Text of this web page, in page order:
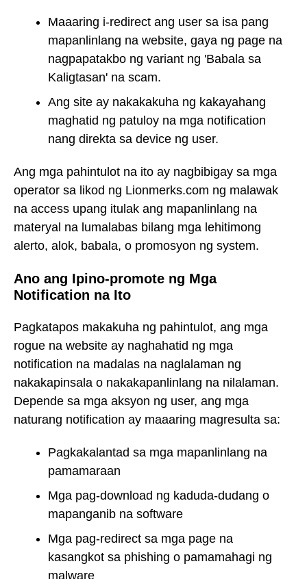
Maaaring i-redirect ang user sa isa pang
mapanlinlang na website, gaya ng page na
nagpapatakbo ng variant ng 'Babala sa
Kaligtasan' na scam.
Ang site ay nakakakuha ng kakayahang
maghatid ng patuloy na mga notification
nang direkta sa device ng user.
Ang mga pahintulot na ito ay nagbibigay sa mga
operator sa likod ng Lionmerks.com ng malawak
na access upang itulak ang mapanlinlang na
materyal na lumalabas bilang mga lehitimong
alerto, alok, babala, o promosyon ng system.
Ano ang Ipino-promote ng Mga
Notification na Ito
Pagkatapos makakuha ng pahintulot, ang mga
rogue na website ay naghahatid ng mga
notification na madalas na naglalaman ng
nakakapinsala o nakakapanlinlang na nilalaman.
Depende sa mga aksyon ng user, ang mga
naturang notification ay maaaring magresulta sa:
Pagkakalantad sa mga mapanlinlang na
pamamaraan
Mga pag-download ng kaduda-dudang o
mapanganib na software
Mga pag-redirect sa mga page na
kasangkot sa phishing o pamamahagi ng
malware